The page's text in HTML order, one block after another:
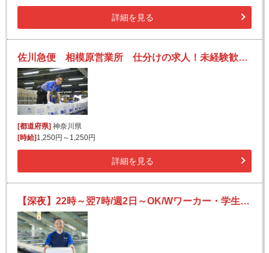
詳細を見る
佐川急便 相模原営業所 仕分けの求人！未経験歓迎！先輩たちがサポートします♪
[都道府県] 神奈川県
[時給] 1,250円～1,250円
詳細を見る
【深夜】22時～翌7時/週2日～OK/Wワーカー・学生歓迎/見て・分ける簡単仕分けでサクッと稼げる！